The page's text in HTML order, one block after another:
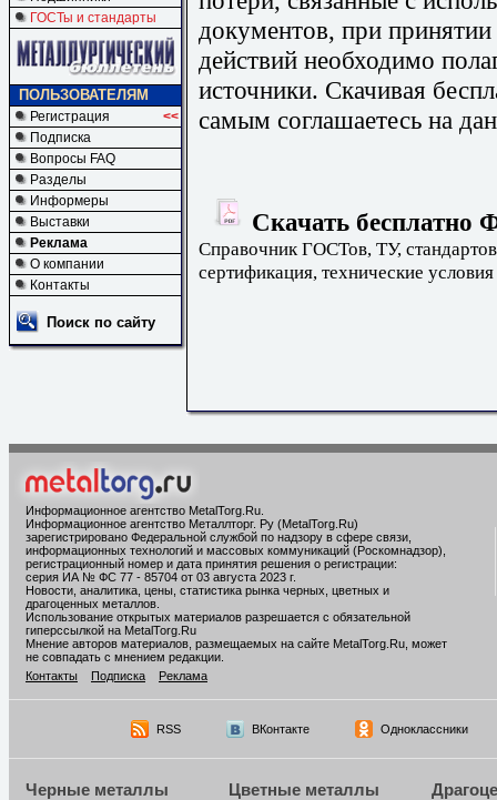
ГОСТы и стандарты
ПОЛЬЗОВАТЕЛЯМ
Регистрация
<<
Подписка
Вопросы FAQ
Разделы
Информеры
Выставки
Реклама
О компании
Контакты
Поиск по сайту
документов, при
действий необходимо
источники. Скачивая
самым соглашаетесь на
Скачать бесплатно
Справочник ГОСТов, ТУ,
сертификация, технические условия
Информационное агентство MetalTorg.Ru
Информационное агентство Металлторг. Ру (MetalTorg.Ru)
зарегистрировано Федеральной службой по надзору в сфере связи,
информационных технологий и массовых коммуникаций (Роскомнадзор),
регистрационный номер и дата принятия решения о регистрации:
серия ИА № ФС 77 - 85704 от 03 августа 2023 г.
Новости, аналитика, цены, статистика рынка черных, цветных и
драгоценных металлов.
Использование открытых материалов разрешается с обязательной
гиперссылкой на MetalTorg.Ru
Мнение авторов материалов, размещаемых на сайте MetalTorg.Ru, может
не совпадать с мнением редакции.
Контакты
Подписка Реклама
RSS ВКонтакте Одноклассники
Черные металлы Цветные металлы